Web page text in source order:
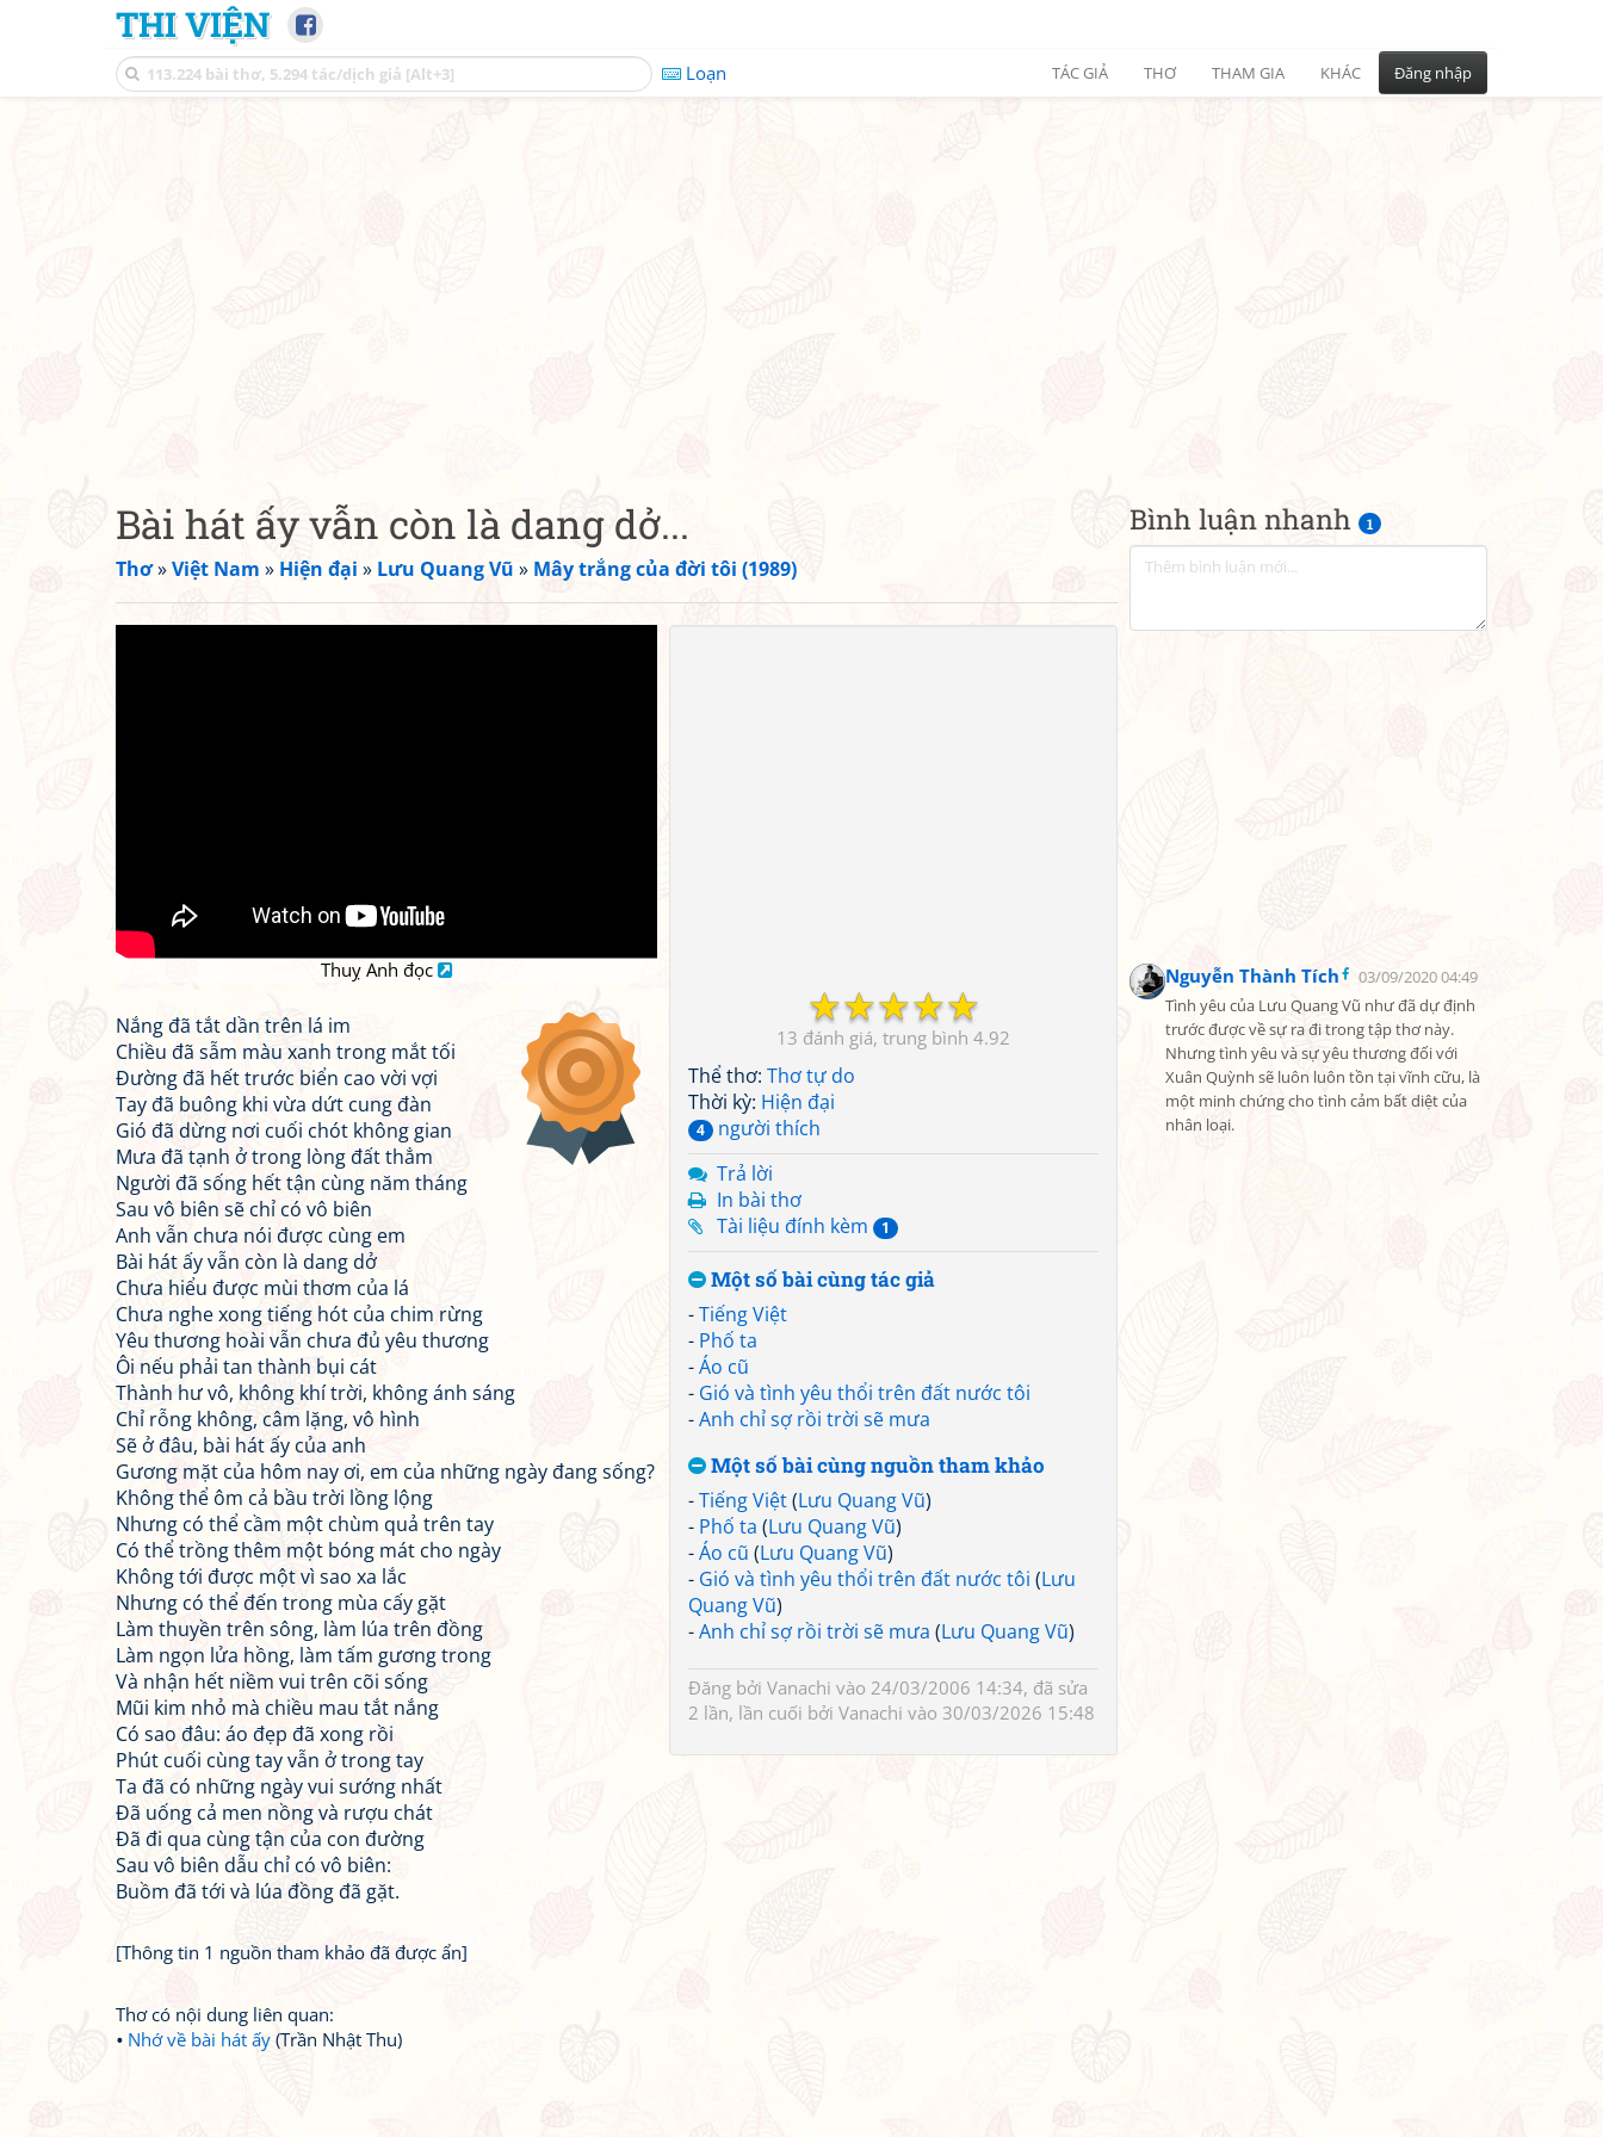
THI VIỆN
Loạn TÁC GIẢ THƠ THAM GIA KHÁC Đăng nhập
Bình luận nhanh 1
Nguyễn Thành Tích
03/09/2020 04:49
Tình yêu của Lưu Quang Vũ như đã dự định
trước được về sự ra đi trong tập thơ này.
Nhưng tình yêu và sự yêu thương đối với
Xuân Quỳnh sẽ luôn luôn tồn tại vĩnh cữu, là
một minh chứng cho tình cảm bất diệt của
nhân loại.
Bài hát ấy vẫn còn là dang dở...
Thơ»Việt Nam » Hiện đại » Lưu Quang Vũ » Mây trắng của đời tôi (1989)
☆
☆
☆
☆
☆
13 4.92
Thể thơ: Thơ tự do
Thời kỳ: Hiện đại
4
người thích
Trả lời
In bài thơ
Tài liệu đính kèm
1
Một số bài cùng tác giả
-Tiếng Việt
- Phố ta
-Áo cũ
- Gió và tình yêu thổi trên đất nước tôi
-Anh chỉ sợ rồi trời sẽ mưa
Một số bài cùng nguồn tham khảo
-Tiếng Việt(Lưu Quang Vũ)
- Phố ta (Lưu Quang Vũ)
-Áo cũ (Lưu Quang Vũ)
- Gió và tình yêu thổi trên đất nước tôi (Lưu
Quang Vũ)
-Anh chỉ sợ rồi trời sẽ mưa (Lưu Quang Vũ)
Đăng bởi Vanachi vào 24/03/2006 14:34, đã sửa
2 lần, lần cuối bởi Vanachi vào 30/03/2026 15:48
Thuỵ Anh đọc
Nắng đã tắt dần trên lá im
Chiều đã sẫm màu xanh trong mắt tối
Đường đã hết trước biển cao vời vợi
Tay đã buông khi vừa dứt cung đàn
Gió đã dừng nơi cuối chót không gian
Mưa đã tạnh ở trong lòng đất thẳm
Người đã sống hết tận cùng năm tháng
Sau vô biên sẽ chỉ có vô biên
Anh vẫn chưa nói được cùng em
Bài hát ấy vẫn còn là dang dở
Chưa hiểu được mùi thơm của lá
Chưa nghe xong tiếng hót của chim rừng
Yêu thương hoài vẫn chưa đủ yêu thương
Ôi nếu phải tan thành bụi cát
Thành hư vô, không khí trời, không ánh sáng
Chỉ rỗng không, câm lặng, vô hình
Sẽ ở đâu, bài hát ấy của anh
Gương mặt của hôm nay ơi, em của những ngày đang sống?
Không thể ôm cả bầu trời lồng lộng
Nhưng có thể cầm một chùm quả trên tay
Có thể trồng thêm một bóng mát cho ngày
Không tới được một vì sao xa lắc
Nhưng có thể đến trong mùa cấy gặt
Làm thuyền trên sông, làm lúa trên đồng
Làm ngọn lửa hồng, làm tấm gương trong
Và nhận hết niềm vui trên cõi sống
Mũi kim nhỏ mà chiều mau tắt nắng
Có sao đâu: áo đẹp đã xong rồi
Phút cuối cùng tay vẫn ở trong tay
Ta đã có những ngày vui sướng nhất
Đã uống cả men nồng và rượu chát
Đã đi qua cùng tận của con đường
Sau vô biên dẫu chỉ có vô biên:
Buồm đã tới và lúa đồng đã gặt.
[Thông tin 1 nguồn tham khảo đã được ẩn]
Thơ có nội dung liên quan:
Nhớ về bài hát ấy (Trần Nhật Thu)